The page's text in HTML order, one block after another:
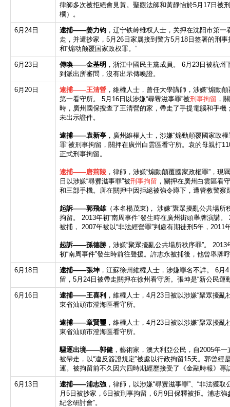
律師多次被拒絕會見黃。聖觀法師和黃靜怡於5月17日被
欄）。
6月24日 逮捕——姜力钧，辽宁铁岭维权人士，关押在沈阳市第一
走，并遭抄家，5月26日家属接到警方5月18日签署的刑事
和“煽动颠覆国家政权罪。”
6月23日 傳喚——金基明 ，浙江中國民主黨成員。 6月23日被杭
到派出所審問，沒有出示傳喚證。
6月20日 逮捕——王清營，維權人士，曾任大學講師，涉嫌“煽動
第一看守所。 5月16日以涉嫌“尋釁滋事罪”被刑事拘留 ，
時，廣州國保搜查了王清營的家，帶走了手提電腦和手機
未出示證件。
逮捕——袁新亭，廣州維權人士，涉嫌“煽動顛覆國家政
罪”被刑事拘留，關押在廣州白雲區看守所。袁的母親打
正式刑事拘留。
逮捕——唐荊陵，律師，涉嫌“煽動顛覆國家政權罪”，現
日以涉嫌“尋釁滋事罪”被刑事拘留 ，關押在廣州白雲區看
和三部手機。唐在關押中因拒絕被強令蹲下，遭管教警察
起訴——郭飛雄（本名楊茂東)， 涉嫌“聚眾擾亂公共場所
拘留。 2013年初“南周事件”發生時在廣州街頭舉牌演講
被捕， 2007年被以“非法經營罪”判處有期徒刑5年，2011
起訴——孫德勝，涉嫌“聚眾擾亂公共場所秩序罪”。
初“南周事件”發生時前往聲援。許志永被捕後，他曾舉牌
6月18日 逮捕——張坤，江蘇徐州維權人士，涉嫌罪名不詳。 6月
留，5月24日被帶走關押在徐州看守所。張坤是“新公民運
6月16日 逮捕——王喜利 ，維權人士，4月23日被以涉嫌“聚眾擾
東省汕頭市澄海區看守所。
逮捕——章賢璽，維權人士，4月23日被以涉嫌“聚眾擾亂
東省汕頭市澄海區看守所。
驅逐出境——郭健，藝術家，澳大利亞公民，自2005年
被帶走，以“違反簽證規定”被處以行政拘留15天。郭曾經
運。被拘留前不久因六四時期經歷接受了《金融時報》專
6月13日 逮捕——浦志強，律師，以涉嫌“尋釁滋事罪”、“非法獲
月5日被抄家，6日被刑事拘留，6月9日保釋被拒。浦志
紀念研討會”。